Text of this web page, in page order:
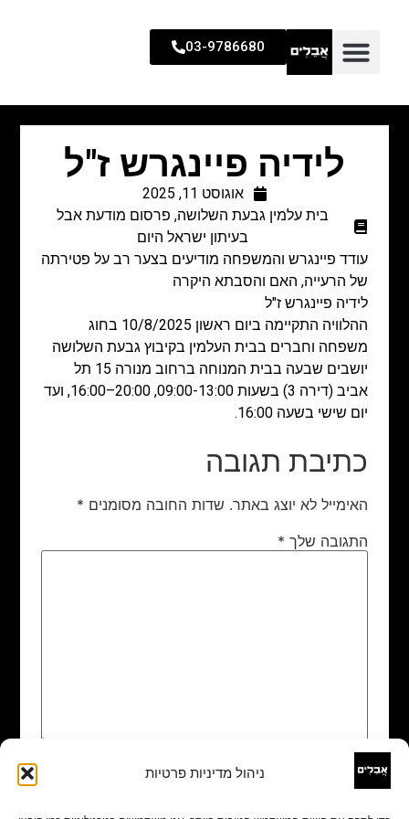
ניהול מדיניות פרטיות
03-9786680
לידיה פיינגרש ז"ל
אוגוסט 11, 2025
בית עלמין גבעת השלושה, פרסום מודעת אבל
בעיתון ישראל היום
עודד פיינגרש והמשפחה מודיעים בצער רב על פטירתה
של הרעייה, האם והסבתא היקרה
לידיה פיינגרש ז"ל
ההלוויה התקיימה ביום ראשון 10/8/2025 בחוג
משפחה וחברים בבית העלמין בקיבוץ גבעת השלושה
יושבים שבעה בבית המנוחה ברחוב מנורה 15 תל
אביב (דירה 3) בשעות 09:00-13:00, 20:00–16:00, ועד
יום שישי בשעה 16:00.
כתיבת תגובה
האימייל לא יוצג באתר. שדות החובה מסומנים *
התגובה שלך *
שם